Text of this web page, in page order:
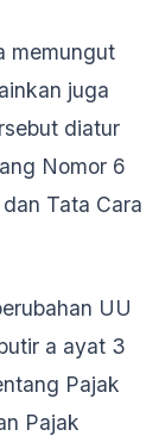
memungut
juga
diatur
Nomor 6
Tata Cara
UU
a ayat 3
Pajak
Pajak